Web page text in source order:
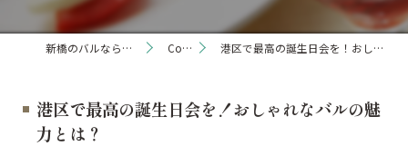
新橋のバルなら新橋バル yokka Column 港区で最高の誕生日会を！おしゃれなバルの魅力とは？
港区で最高の誕生日会を！おしゃれなバルの魅
力とは？